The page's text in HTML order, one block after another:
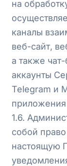
на
каналы
веб-сайт,
а также
аккаунты
Telegram и
приложения
1.6.
собой
настоящую